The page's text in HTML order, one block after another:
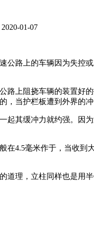
01-07
公路上的车辆因为失控
路上阻挠车辆的装置好
，当护栏板遭到外界的冲
起其缓冲力就约强。因
在4.5毫米作于，当收
道理，立柱同样也是用